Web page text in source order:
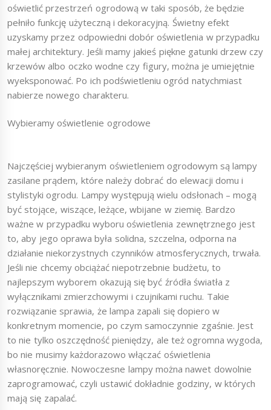
oświetlić przestrzeń ogrodową w taki sposób, że będzie
pełniło funkcję użyteczną i dekoracyjną. Świetny efekt
uzyskamy przez odpowiedni dobór oświetlenia w przypadku
małej architektury. Jeśli mamy jakieś piękne gatunki drzew czy
krzewów albo oczko wodne czy figury, można je umiejętnie
wyeksponować. Po ich podświetleniu ogród natychmiast
nabierze nowego charakteru.
Wybieramy oświetlenie ogrodowe
Najczęściej wybieranym oświetleniem ogrodowym są lampy
zasilane prądem, które należy dobrać do elewacji domu i
stylistyki ogrodu. Lampy występują wielu odsłonach – mogą
być stojące, wiszące, leżące, wbijane w ziemię. Bardzo
ważne w przypadku wyboru oświetlenia zewnętrznego jest
to, aby jego oprawa była solidna, szczelna, odporna na
działanie niekorzystnych czynników atmosferycznych, trwała.
Jeśli nie chcemy obciążać niepotrzebnie budżetu, to
najlepszym wyborem okazują się być źródła światła z
wyłącznikami zmierzchowymi i czujnikami ruchu. Takie
rozwiązanie sprawia, że lampa zapali się dopiero w
konkretnym momencie, po czym samoczynnie zgaśnie. Jest
to nie tylko oszczędność pieniędzy, ale też ogromna wygoda,
bo nie musimy każdorazowo włączać oświetlenia
własnoręcznie. Nowoczesne lampy można nawet dowolnie
zaprogramować, czyli ustawić dokładnie godziny, w których
mają się zapalać.